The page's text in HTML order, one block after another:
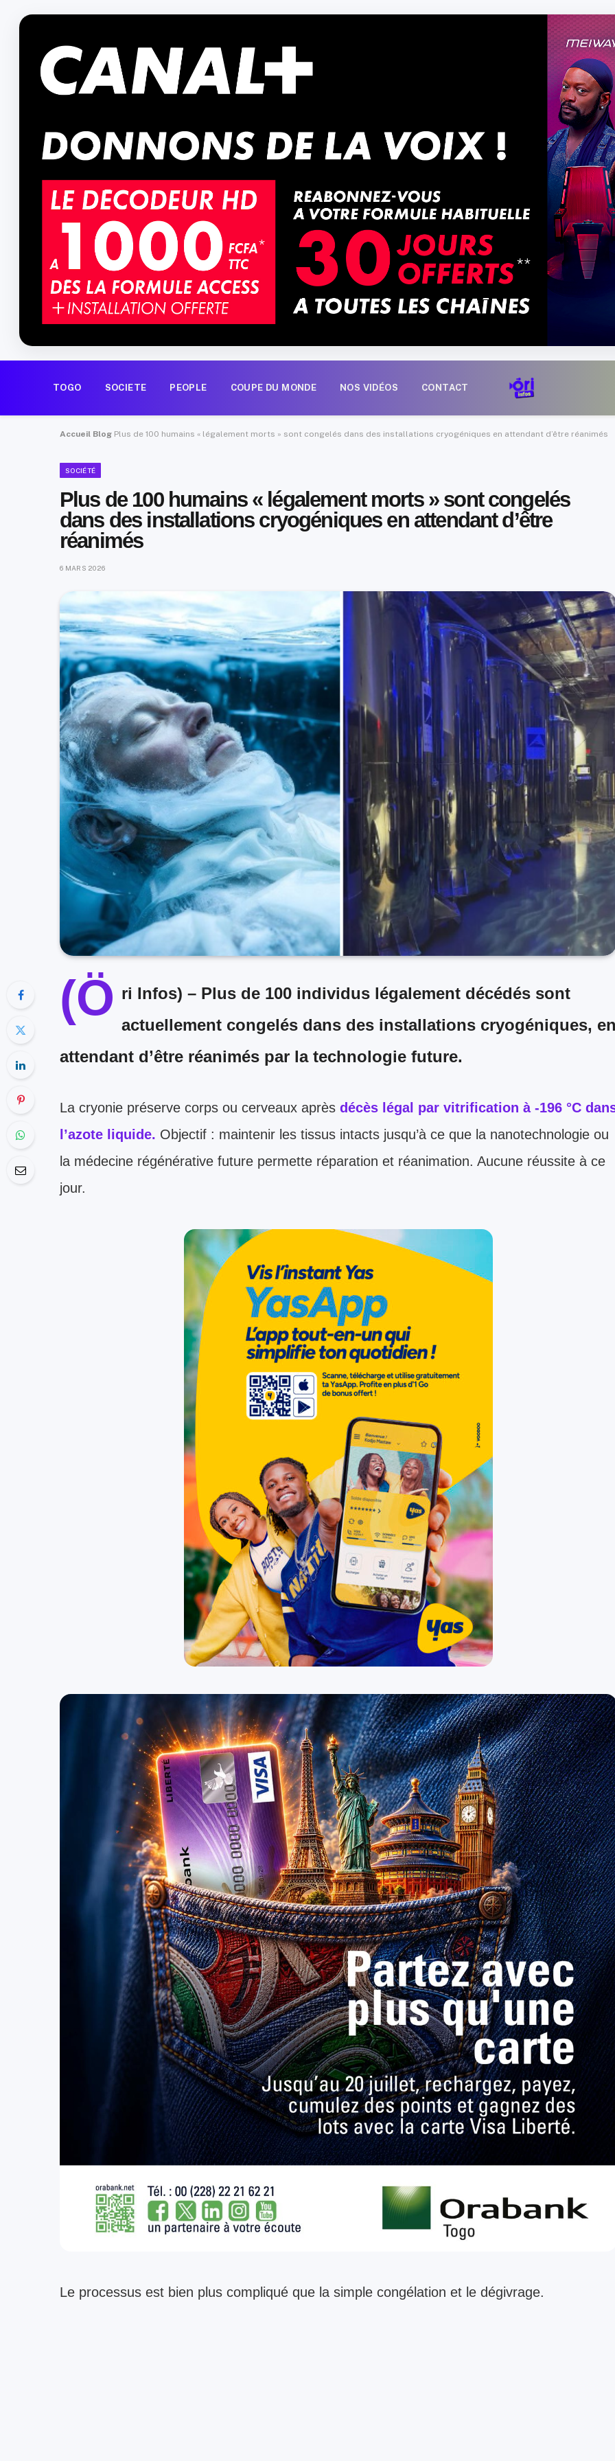
TOGO SOCIETE PEOPLE COUPE DU MONDE NOS VIDÉOS CONTACT
Accueil Blog Plus de 100 humains « légalement morts » sont congelés dans des installations cryogéniques en attendant d’être réanimés
SOCIÉTÉ
Plus de 100 humains « légalement morts » sont congelés
dans des installations cryogéniques en attendant d’être
réanimés
6 MARS 2026
(Ö ri Infos) – Plus de 100 individus légalement décédés sont
actuellement congelés dans des installations cryogéniques, en
attendant d’être réanimés par la technologie future.
La cryonie préserve corps ou cerveaux après décès légal par vitrification à -196 °C
l’azote liquide. Objectif : maintenir les tissus intacts jusqu’à ce que la nanotechnologie ou
la médecine régénérative future permette réparation et réanimation. Aucune réussite à ce
jour.
Le processus est bien plus compliqué que la simple congélation et le dégivrage.